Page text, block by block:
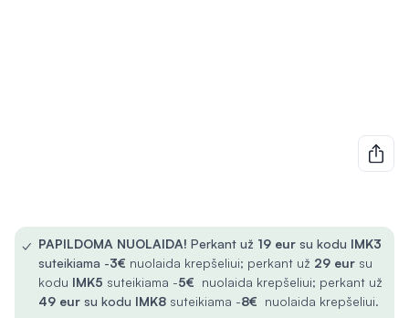
✓ PAPILDOMA NUOLAIDA! Perkant už 19 eur su kodu IMK3
suteikiama -3€ nuolaida krepšeliui; perkant už 29 eur su
kodu IMK5 suteikiama -5€ nuolaida krepšeliui; perkant už
49 eur su kodu IMK8 suteikiama -8€ nuolaida krepšeliui.